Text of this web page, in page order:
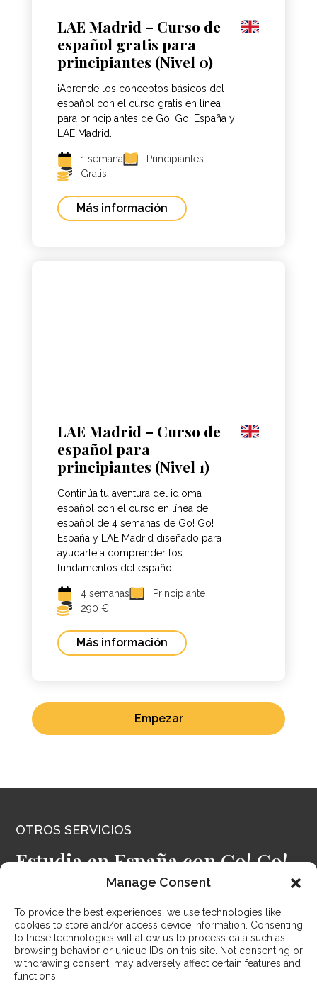
Manage Consent
To provide the best experiences, we use technologies like
cookies to store and/or access device information. Consenting
to these technologies will allow us to process data such as
browsing behavior or unique IDs on this site. Not consenting or
withdrawing consent, may adversely affect certain features and
functions.
LAE Madrid – Curso de
español gratis para
principiantes (Nivel 0)
¡Aprende los conceptos básicos del
español con el curso gratis en línea
para principiantes de Go! Go! España y
LAE Madrid.
1 semana
Principiantes
Gratis
Más información
LAE Madrid – Curso de
español para
principiantes (Nivel 1)
Continúa tu aventura del idioma
español con el curso en línea de
español de 4 semanas de Go! Go!
España y LAE Madrid diseñado para
ayudarte a comprender los
fundamentos del español.
4 semanas
Principiante
290 €
Más información
Empezar
OTROS SERVICIOS
Estudia en España con Go! Go!
Go! Go! España orgullosamente ha ayudado a miles
de personas de todo el mundo a cumplir sus sueños
de vivir en España. Ya sea que desees estudiar en
España durante solo unas pocas semanas o que
estudies una licenciatura, podemos ayudarte con